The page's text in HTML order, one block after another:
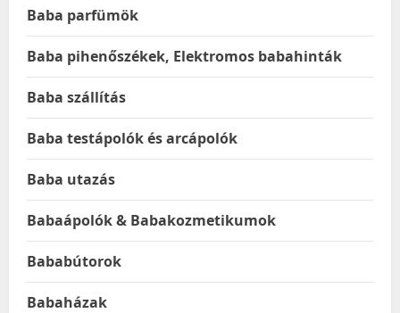
Baba parfümök
Baba pihenőszékek, Elektromos babahinták
Baba szállítás
Baba testápolók és arcápolók
Baba utazás
Babaápolók & Babakozmetikumok
Bababútorok
Babaházak